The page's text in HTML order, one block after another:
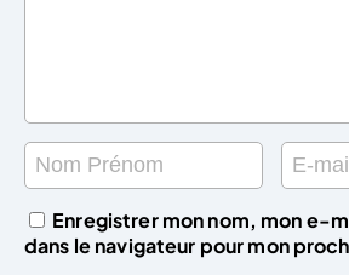
Enregistrer mon nom, mon e-
dans le navigateur pour mon